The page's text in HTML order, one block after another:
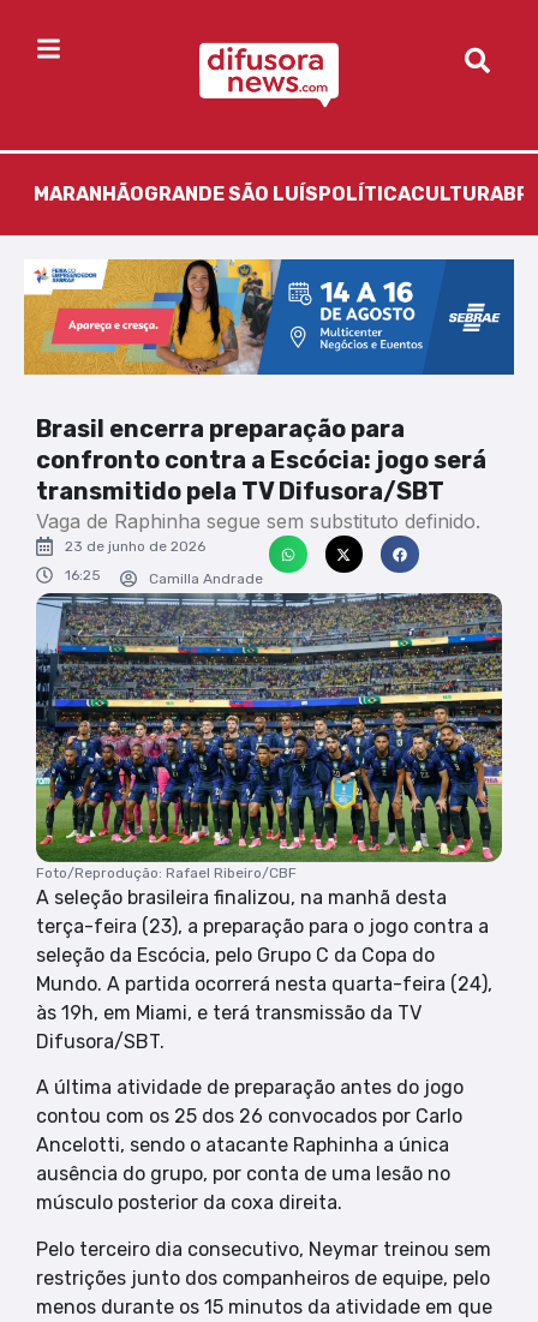
MARANHÃOGRANDE SÃO LUÍS POLÍTICACULTURA
Brasil encerra preparação para
confronto contra a Escócia: jogo será
transmitido pela TV Difusora/SBT
Vaga de Raphinha segue sem substituto definido.
23 de junho de 2026
16:25
Camilla Andrade
Foto/Reprodução: Rafael Ribeiro/CBF
A seleção brasileira finalizou, na manhã desta
terça-feira (23), a preparação para o jogo contra a
seleção da Escócia, pelo Grupo C da Copa do
Mundo. A partida ocorrerá nesta quarta-feira (24),
às 19h, em Miami, e terá transmissão da TV
Difusora/SBT.
A última atividade de preparação antes do jogo
contou com os 25 dos 26 convocados por Carlo
Ancelotti, sendo o atacante Raphinha a única
ausência do grupo, por conta de uma lesão no
músculo posterior da coxa direita.
Pelo terceiro dia consecutivo, Neymar treinou sem
restrições junto dos companheiros de equipe, pelo
menos durante os 15 minutos da atividade em que